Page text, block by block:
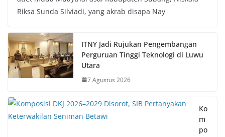
Riksa Sunda Silviadi, yang akrab disapa Nay
ITNY Jadi Rujukan Pengembangan
Perguruan Tinggi Teknologi di Luwu
Utara
7 Agustus 2026
Ko
m
po